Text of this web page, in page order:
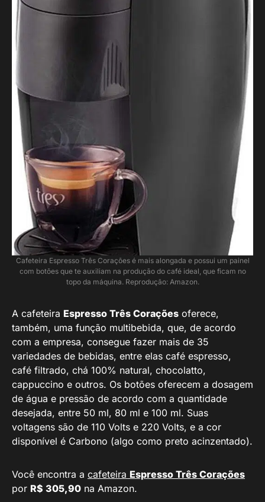
Cafeteira Espresso Três Corações é mais alongada e possui um painel
com botões que te auxiliam na produção do café ideal, que ficam no
topo da máquina. Reprodução: Amazon.
A cafeteira Espresso Três Corações oferece,
também, uma função multibebida, que, de acordo
com a empresa, consegue fazer mais de 35
variedades de bebidas, entre elas café espresso,
café filtrado, chá 100% natural, chocolatto,
cappuccino e outros. Os botões oferecem a dosagem
de água e pressão de acordo com a quantidade
desejada, entre 50 ml, 80 ml e 100 ml. Suas
voltagens são de 110 Volts e 220 Volts, e a cor
disponível é Carbono (algo como preto acinzentado).
Você encontra a cafeteira Espresso Três Corações
por R$ 305,90 na Amazon.